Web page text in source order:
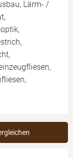
Lärm- /